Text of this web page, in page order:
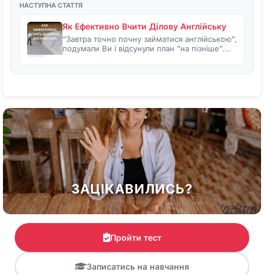
НАСТУПНА СТАТТЯ
Як Ефективно Вчити Ділову Англійську
“Завтра точно почну займатися англійською”,
подумали Ви і відсунули план “на пізніше”.…
ЗАЦІКАВИЛИСЬ?
Пройти тест
Записатись на навчання